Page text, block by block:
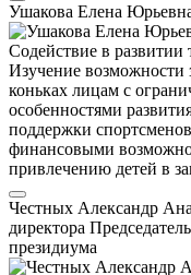
Ушакова Елена
Содействие в развитии
Изучение возможности
коньках лицам с
особенностями
поддержки
финансовыми
привлечению детей в
Честных Александр
директора
президиума